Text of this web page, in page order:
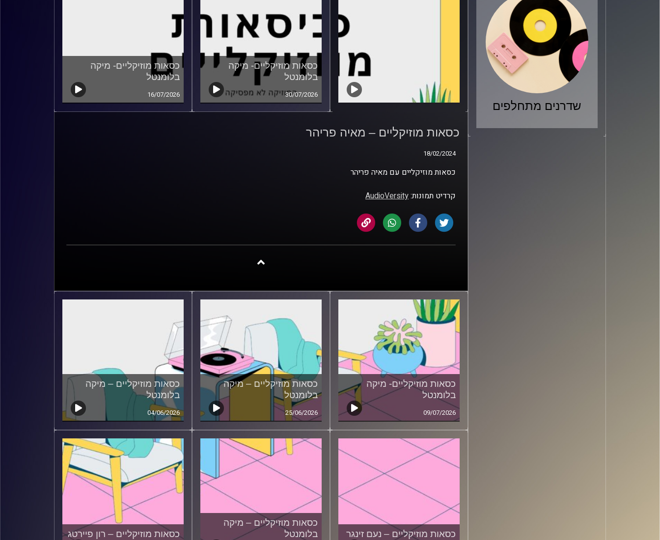
שדרנים מתחלפים
כסאות מוזיקליים- מיקה
בלומנטל
30/07/2026
כסאות מוזיקליים- מיקה
בלומנטל
16/07/2026
כסאות מוזיקליים – מאיה פריהר
18/02/2024
כסאות מוזיקליים עם מאיה פריהר
קרדיט תמונות:AudioVersity
כסאות מוזיקליים- מיקה
בלומנטל
09/07/2026
כסאות מוזיקליים – מיקה
בלומנטל
25/06/2026
כסאות מוזיקליים – מיקה
בלומנטל
04/06/2026
כסאות מוזיקליים – נעם זינגר
כסאות מוזיקליים – מיקה
בלומנטל
כסאות מוזיקליים – רון פיירטג